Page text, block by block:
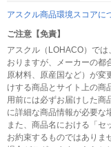
アスクル商品環境スコアに
ご注意【免責】
アスクル（LOHACO）で
おりますが、メーカーの都
原材料、原産国など）が変
けする商品とサイト上の商
用前には必ずお届けした商
に詳細な商品情報が必要な
また、商品名における「セ
お約束するものではありま